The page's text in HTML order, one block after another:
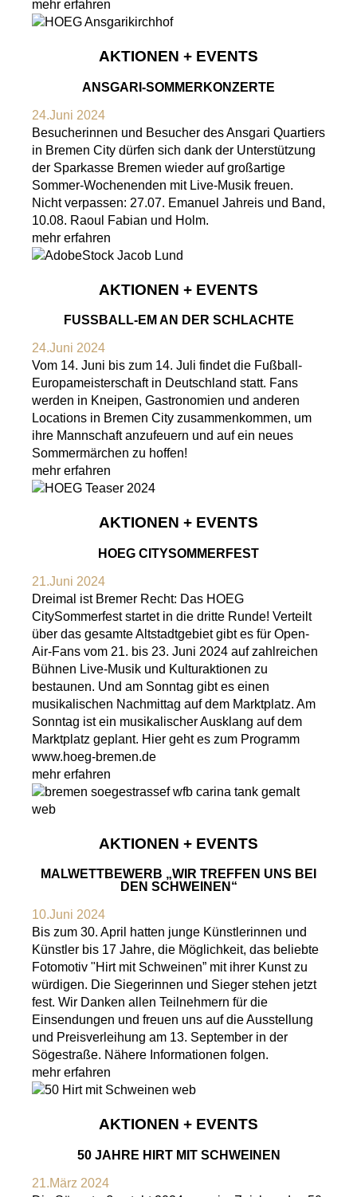
mehr erfahren
AKTIONEN + EVENTS
ANSGARI-SOMMERKONZERTE
24.Juni 2024
Besucherinnen und Besucher des Ansgari Quartiers
in Bremen City dürfen sich dank der Unterstützung
der Sparkasse Bremen wieder auf großartige
Sommer-Wochenenden mit Live-Musik freuen.
Nicht verpassen: 27.07. Emanuel Jahreis und Band,
10.08. Raoul Fabian und Holm.
mehr erfahren
AKTIONEN + EVENTS
FUSSBALL-EM AN DER SCHLACHTE
24.Juni 2024
Vom 14. Juni bis zum 14. Juli findet die Fußball-
Europameisterschaft in Deutschland statt. Fans
werden in Kneipen, Gastronomien und anderen
Locations in Bremen City zusammenkommen, um
ihre Mannschaft anzufeuern und auf ein neues
Sommermärchen zu hoffen!
mehr erfahren
AKTIONEN + EVENTS
HOEG CITYSOMMERFEST
21.Juni 2024
Dreimal ist Bremer Recht: Das HOEG
CitySommerfest startet in die dritte Runde! Verteilt
über das gesamte Altstadtgebiet gibt es für Open-
Air-Fans vom 21. bis 23. Juni 2024 auf zahlreichen
Bühnen Live-Musik und Kulturaktionen zu
bestaunen. Und am Sonntag gibt es einen
musikalischen Nachmittag auf dem Marktplatz. Am
Sonntag ist ein musikalischer Ausklang auf dem
Marktplatz geplant. Hier geht es zum Programm
www.hoeg-bremen.de
mehr erfahren
AKTIONEN + EVENTS
MALWETTBEWERB „WIR TREFFEN UNS BEI
DEN SCHWEINEN“
10.Juni 2024
Bis zum 30. April hatten junge Künstlerinnen und
Künstler bis 17 Jahre, die Möglichkeit, das beliebte
Fotomotiv "Hirt mit Schweinen” mit ihrer Kunst zu
würdigen. Die Siegerinnen und Sieger stehen jetzt
fest. Wir Danken allen Teilnehmern für die
Einsendungen und freuen uns auf die Ausstellung
und Preisverleihung am 13. September in der
Sögestraße. Nähere Informationen folgen.
mehr erfahren
AKTIONEN + EVENTS
50 JAHRE HIRT MIT SCHWEINEN
21.März 2024